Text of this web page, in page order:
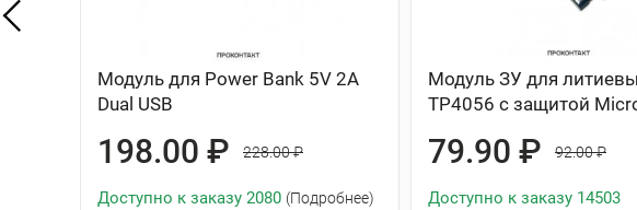
Модуль для Power Bank 5V 2A
Dual USB
198.00 ₽ 228.00 ₽
Доступно к заказу 2080 (Подробнее)
Модуль ЗУ для
TP4056 с защитой
79.90 ₽ 92.00 ₽
Доступно к заказу 14503